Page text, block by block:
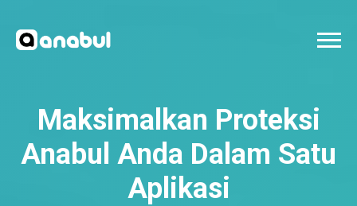
Maksimalkan Proteksi
Anabul Anda Dalam Satu
Aplikasi